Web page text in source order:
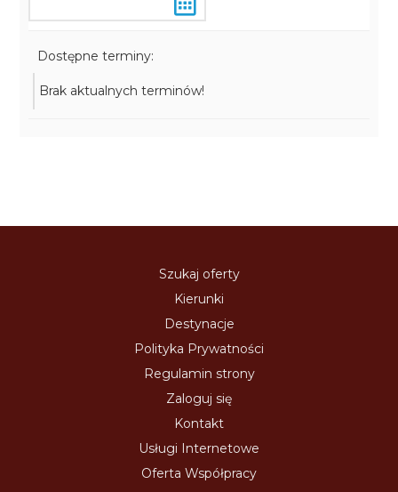
Dostępne terminy:
Brak aktualnych terminów!
Szukaj oferty
Kierunki
Destynacje
Polityka Prywatności
Regulamin strony
Zaloguj się
Kontakt
Usługi Internetowe
Oferta Współpracy